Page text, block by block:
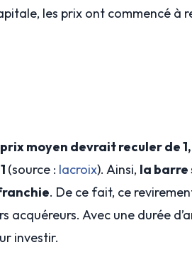
les prix ont commencé à
moyen devrait reculer de
(source : lacroix). Ainsi, la barre
. De ce fait, ce
acquéreurs. Avec une durée
investir.